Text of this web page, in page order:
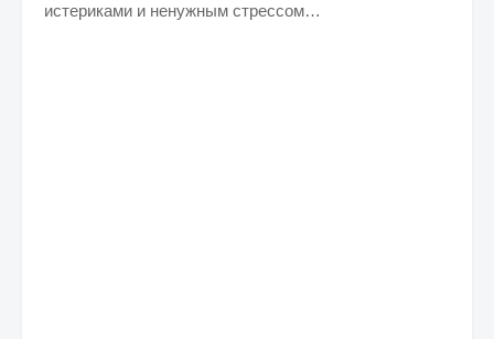
истериками и ненужным стрессом…